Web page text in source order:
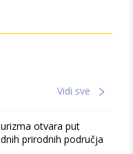
Vidi sve
otvara put
prirodnih područja